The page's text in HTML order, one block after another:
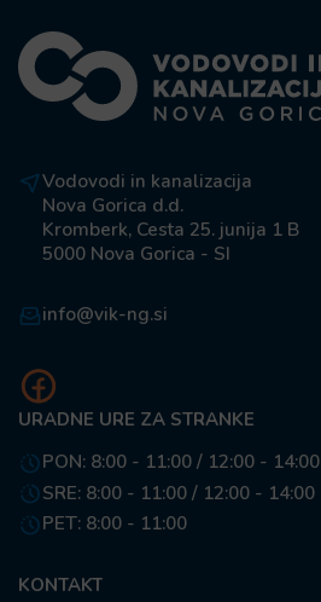
Vodovodi in kanalizacija
Nova Gorica d.d.
Kromberk, Cesta 25. junija 1 B
5000 Nova Gorica - SI
info@vik-ng.si
URADNE URE ZA STRANKE
PON: 8:00 - 11:00 / 12:00 - 14:00
SRE: 8:00 - 11:00 / 12:00 - 14:00
PET: 8:00 - 11:00
KONTAKT